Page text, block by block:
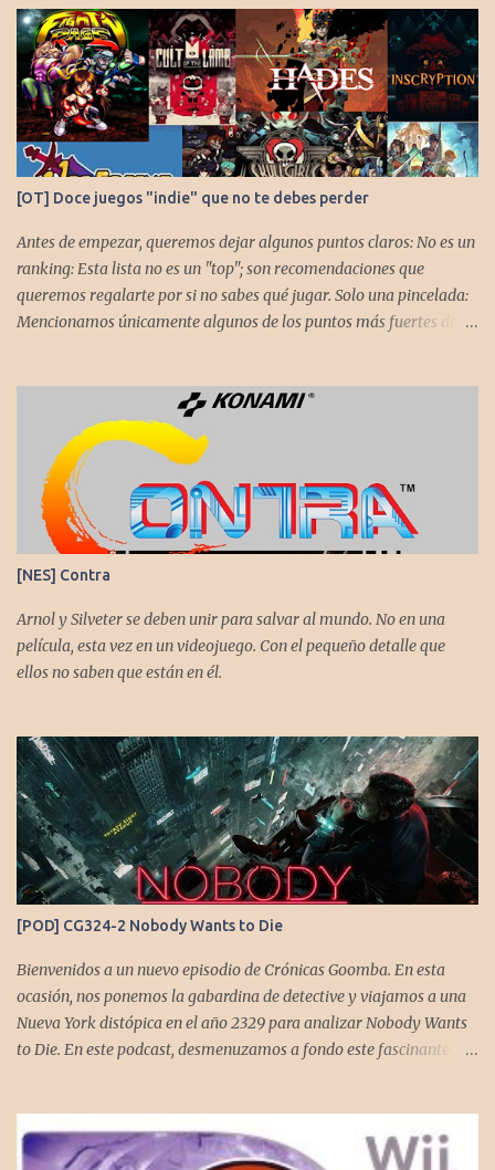
[OT] Doce juegos "indie" que no te debes perder
Antes de empezar, queremos dejar algunos puntos claros: No es un
ranking: Esta lista no es un "top"; son recomendaciones que
queremos regalarte por si no sabes qué jugar. Solo una pincelada:
Mencionamos únicamente algunos de los puntos más fuertes de
asegurar que, al menos uno, se adapte a tus gustos. Si te gusta este
tipo de contenido, háznoslo saber para crear nuevas entradas con
otros doce juegos imprescindibles. Cuphead En la mente de los dos
hermanos desarrolladores, la idea de fusionar el arte de las
películas de animación clásica con un juego de disparos (al estilo
Contra o Metal Slug) era una apuesta ganadora. En la ejecución, la
calidad es insuperable. Posee un excelente diseño de niveles,
variedad de jefes, plataformas desafiantes y una música
estupenda. Es un título que te mantiene enganchado a pesar de su
alta dificultad...
[NES] Contra
Arnol y Silveter se deben unir para salvar al mundo. No en una
película, esta vez en un videojuego. Con el pequeño detalle que
ellos no saben que están en él.
[POD] CG324-2 Nobody Wants to Die
Bienvenidos a un nuevo episodio de Crónicas Goomba. En esta
ocasión, nos ponemos la gabardina de detective y viajamos a una
Nueva York distópica en el año 2329 para analizar Nobody Wants
to Die. En este podcast, desmenuzamos a fondo este fascinante
@flagstaad quien pasó el título en PS5 y junto a @GoombaVictor
nos cuenta sus impresiones y vivencias. El juego está disponible